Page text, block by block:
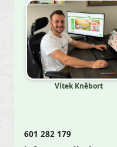
Vítek Kněbort
601 282 179